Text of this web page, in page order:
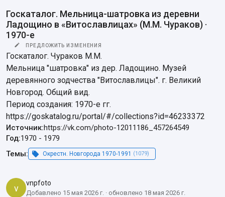
Госкаталог. Мельница-шатровка из деревни
Ладощино в «Витославлицах» (М.М. Чураков) ·
1970-е
ПРЕДЛОЖИТЬ ИЗМЕНЕНИЯ
Госкаталог. Чураков М.М.
Мельница "шатровка" из дер. Ладощино. Музей
деревянного зодчества "Витославлицы". г. Великий
Новгород. Общий вид.
Период создания: 1970-е гг.
https://goskatalog.ru/portal/#/collections?id=46233372
Источник:https://vk.com/photo-12011186_457264549
Год:1970 - 1979
Темы:
Окрестн. Новгорода 1970-1991 (1079)
v vnpfoto
Добавлено 15 мая 2026 г. · обновлено 18 мая 2026 г.